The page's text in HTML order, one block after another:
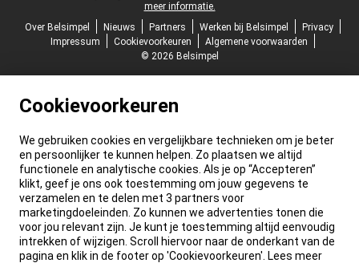
meer informatie.
Over Belsimpel
Nieuws Partners Werken bij Belsimpel
Privacy
Impressum
Cookievoorkeuren
Algemene voorwaarden
© 2026 Belsimpel
Cookievoorkeuren
We gebruiken cookies en vergelijkbare technieken om je beter
en persoonlijker te kunnen helpen. Zo plaatsen we altijd
functionele en analytische cookies. Als je op “Accepteren”
klikt, geef je ons ook toestemming om jouw gegevens te
verzamelen en te delen met 3 partners voor
marketingdoeleinden. Zo kunnen we advertenties tonen die
voor jou relevant zijn. Je kunt je toestemming altijd eenvoudig
intrekken of wijzigen. Scroll hiervoor naar de onderkant van de
pagina en klik in de footer op 'Cookievoorkeuren'. Lees meer